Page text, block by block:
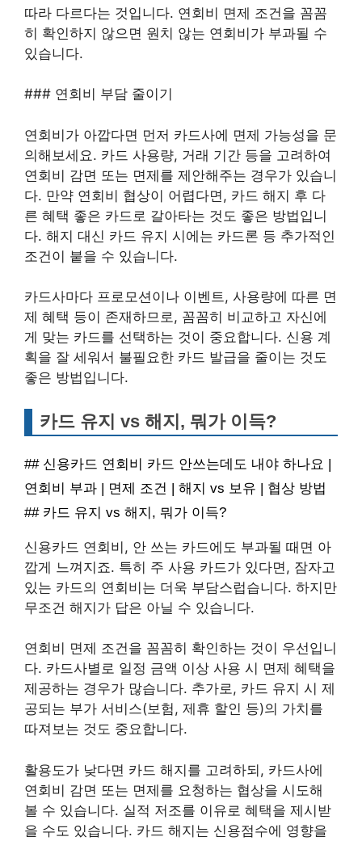
따라 다르다는 것입니다. 연회비 면제 조건을 꼼꼼
히 확인하지 않으면 원치 않는 연회비가 부과될 수
있습니다.
### 연회비 부담 줄이기
연회비가 아깝다면 먼저 카드사에 면제 가능성을 문
의해보세요. 카드 사용량, 거래 기간 등을 고려하여
연회비 감면 또는 면제를 제안해주는 경우가 있습니
다. 만약 연회비 협상이 어렵다면, 카드 해지 후 다
른 혜택 좋은 카드로 갈아타는 것도 좋은 방법입니
다. 해지 대신 카드 유지 시에는 카드론 등 추가적인
조건이 붙을 수 있습니다.
카드사마다 프로모션이나 이벤트, 사용량에 따른 면
제 혜택 등이 존재하므로, 꼼꼼히 비교하고 자신에
게 맞는 카드를 선택하는 것이 중요합니다. 신용 계
획을 잘 세워서 불필요한 카드 발급을 줄이는 것도
좋은 방법입니다.
카드 유지 vs 해지, 뭐가 이득?
## 신용카드 연회비 카드 안쓰는데도 내야 하나요 |
연회비 부과 | 면제 조건 | 해지 vs 보유 | 협상 방법
## 카드 유지 vs 해지, 뭐가 이득?
신용카드 연회비, 안 쓰는 카드에도 부과될 때면 아
깝게 느껴지죠. 특히 주 사용 카드가 있다면, 잠자고
있는 카드의 연회비는 더욱 부담스럽습니다. 하지만
무조건 해지가 답은 아닐 수 있습니다.
연회비 면제 조건을 꼼꼼히 확인하는 것이 우선입니
다. 카드사별로 일정 금액 이상 사용 시 면제 혜택을
제공하는 경우가 많습니다. 추가로, 카드 유지 시 제
공되는 부가 서비스(보험, 제휴 할인 등)의 가치를
따져보는 것도 중요합니다.
활용도가 낮다면 카드 해지를 고려하되, 카드사에
연회비 감면 또는 면제를 요청하는 협상을 시도해
볼 수 있습니다. 실적 저조를 이유로 혜택을 제시받
을 수도 있습니다. 카드 해지는 신용점수에 영향을